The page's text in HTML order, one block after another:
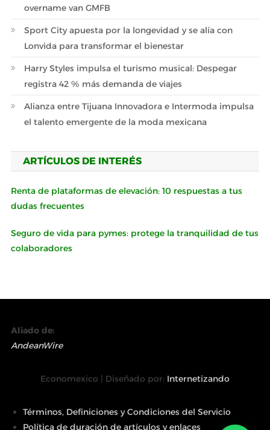
overname van GMFB
Sport City apuesta por la longevidad y se alía con
Lonvida para transformar el bienestar
Harry Styles impulsa el turismo musical: Despegar
registra 42 % más demanda de viajes
Alianza entre Tijuana Innovadora e Intermoda impulsa
el talento emergente de la moda mexicana
ARTÍCULOS DE INTERÉS
Renta de plataformas de elevación: 10 respuestas a tus
dudas frecuentes
Seguro de vida para pymes: protege la tranquilidad de tus
colaboradores
Aliado de:
AndeanWire
Economexico | Diseñado por: Internetizando
Términos, Definiciones y Condiciones del Servicio
Política de duración de artículos y enlaces